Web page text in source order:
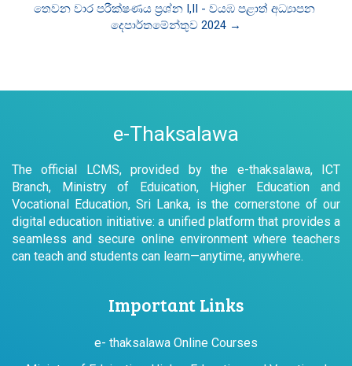
තෙවන වාර පරීක්ෂණය ප්‍රශ්න I,II - වයඹ පළාත් අධ්‍යාපන
දෙපාර්තමේන්තුව 2024 →
e-Thaksalawa
The official LCMS, provided by the e-thaksalawa, ICT
Branch, Ministry of Eduication, Higher Education and
Vocational Education, Sri Lanka, is the cornerstone of our
digital education initiative: a unified platform that provides a
seamless and secure online environment where teachers
can teach and students can learn—anytime, anywhere.
Important Links
e- thaksalawa Online Courses